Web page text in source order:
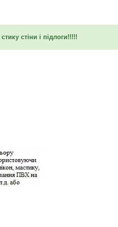
стіни і підлоги!!!!!